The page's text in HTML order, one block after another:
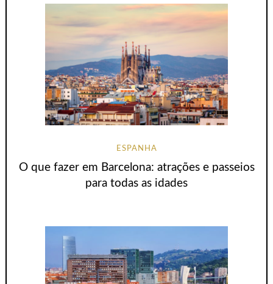
ESPANHA
O que fazer em Barcelona: atrações e passeios
para todas as idades